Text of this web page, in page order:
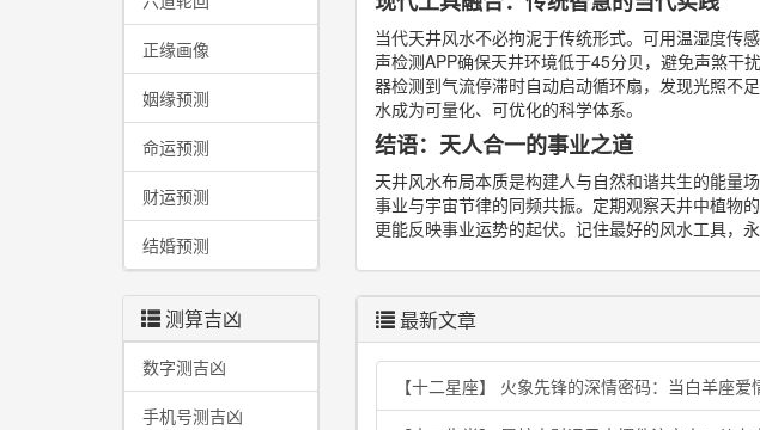
正缘画像
姻缘预测
命运预测
财运预测
结婚预测
测算吉凶
数字测吉凶
手机号测吉凶
当代天井风水不必拘泥于传统形式。可用温湿度传
声检测APP确保天井环境低于45分贝，避免声煞干
器检测到气流停滞时自动启动循环扇，发现光照不
水成为可量化、可优化的科学体系。
结语：天人合一的事业之道
天井风水布局本质是构建人与自然和谐共生的能量
事业与宇宙节律的同频共振。定期观察天井中植物
更能反映事业运势的起伏。记住最好的风水工具，
最新文章
【十二星座】 火象先锋的深情密码：当白羊座